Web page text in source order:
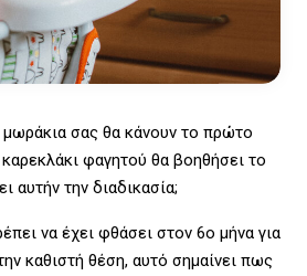
σας θα κάνουν το πρώτο
φαγητού θα βοηθήσει το
αυτήν την διαδικασία;
να έχει φθάσει στον 6ο μήνα για
καθιστή θέση, αυτό σημαίνει πως